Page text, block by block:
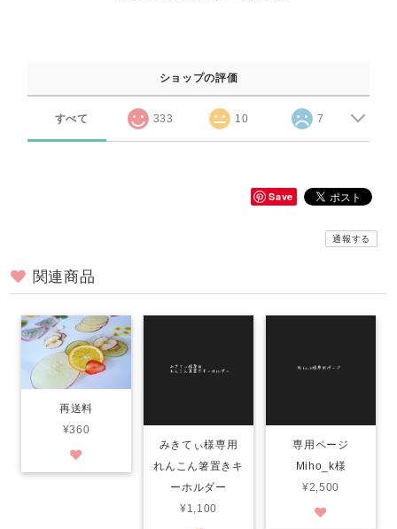
ショップの評価
すべて 333 10 7
Save
通報する
関連商品
再送料
¥360
みきてぃ様専用
れんこん箸置きキ
ーホルダー
¥1,100
専用ページ
Miho_k様
¥2,500